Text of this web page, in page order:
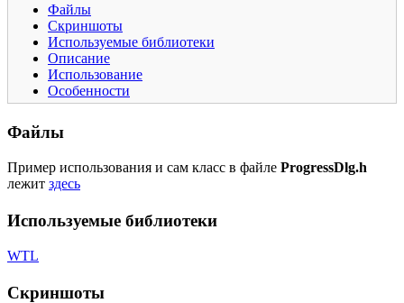
Файлы
Скриншоты
Используемые библиотеки
Описание
Использование
Особенности
Файлы
Пример использования и сам класс в файле ProgressDlg.h
лежит здесь
Используемые библиотеки
WTL
Скриншоты